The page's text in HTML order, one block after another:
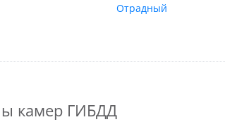
Отрадный
камер ГИБДД